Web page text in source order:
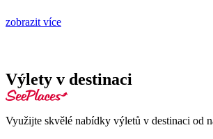
zobrazit více
Výlety v destinaci
Využijte skvělé nabídky výletů v destinaci od